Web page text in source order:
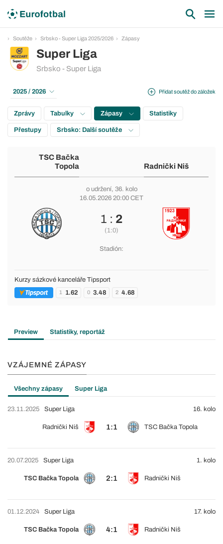
Soutěže Srbsko - Super Liga 2025/2026 Zápasy
Super Liga
Srbsko - Super Liga
Přidat soutěž do záložek
2025 / 2026
Zprávy Tabulky Zápasy Statistiky
Přestupy Srbsko: Další soutěže
TSC Bačka
Topola
Radnički Niš
o udržení, 36. kolo
16.05.2026 20:00 CET
1 : 2
(1:0)
Stadión:
Kurzy sázkové kanceláře Tipsport
1 1.62 0 3.48 2 4.68
Preview Statistiky, reportáž
VZÁJEMNÉ ZÁPASY
Všechny zápasy Super Liga
23.11.2025
Radnički Niš 1:1 TSC Bačka Topola
Super Liga 16. kolo
20.07.2025
TSC Bačka Topola 2:1 Radnički Niš
Super Liga 1. kolo
01.12.2024
TSC Bačka Topola 4:1 Radnički Niš
Super Liga 17. kolo